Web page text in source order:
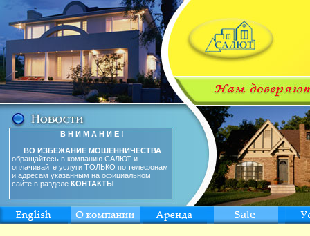
В Н И М А Н И Е !
ВО ИЗБЕЖАНИЕ МОШЕННИЧЕСТВА
обращайтесь в компанию САЛЮТ и
оплачивайте услуги ТОЛЬКО по телефонам
и адресам указанным на официальном
сайте в разделе КОНТАКТЫ